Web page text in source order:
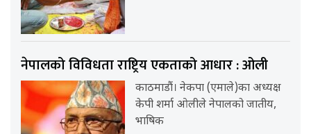
नेपालको विविधता राष्ट्रिय एकताको आधार : ओली
काठमाडौं। नेकपा (एमाले)का अध्यक्ष
केपी शर्मा ओलीले नेपालको जातीय,
भाषिक